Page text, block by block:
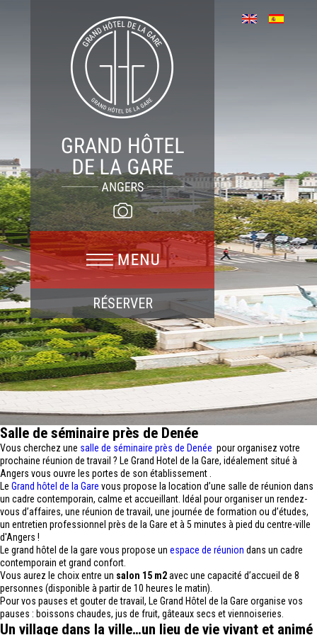
RÉSERVER
Salle de séminaire près de Denée
Vous cherchez une salle de séminaire près de Denée pour organisez votre
prochaine réunion de travail ? Le Grand Hotel de la Gare, idéalement situé à
Angers vous ouvre les portes de son établissement .
Le Grand hôtel de la Gare vous propose la location d’une salle de réunion dans
un cadre contemporain, calme et accueillant. Idéal pour organiser un rendez-
vous d’affaires, une réunion de travail, une journée de formation ou d’études,
un entretien professionnel près de la Gare et à 5 minutes à pied du centre-ville
d'Angers !
Le grand hôtel de la gare vous propose un espace de réunion dans un cadre
contemporain et grand confort.
Vous aurez le choix entre un salon 15 m2avec une capacité d’accueil de 8
personnes (disponible à partir de 10 heures le matin).
Pour vos pauses et gouter de travail, Le Grand Hôtel de la Gare organise vos
pauses : boissons chaudes, jus de fruit, gâteaux secs et viennoiseries.
Un village dans la ville…un lieu de vie vivant et animé